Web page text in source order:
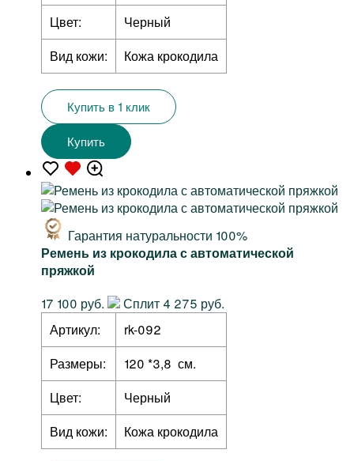
Цвет:
Черный
Вид кожи:
Кожа крокодила
Купить в 1 клик
Купить
Гарантия натуральности 100%
Ремень из крокодила с автоматической
пряжкой
17 100 руб.
Сплит 4 275 руб.
Артикул:
rk-092
Размеры:
120 *3,8 см.
Цвет:
Черный
Вид кожи:
Кожа крокодила